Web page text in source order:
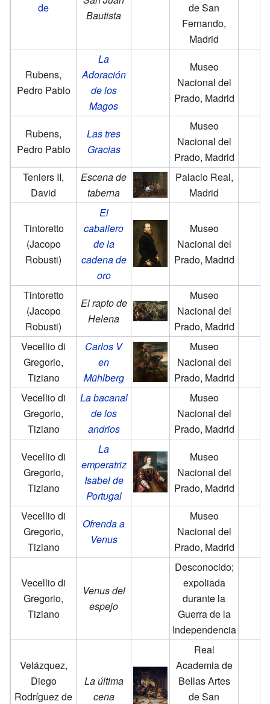
de
Bautista
de San
Fernando,
Madrid
Rubens,
Pedro Pablo
La
Adoración
de los
Magos
Museo
Nacional del
Prado, Madrid
Rubens,
Pedro Pablo
Las tres
Gracias
Museo
Nacional del
Prado, Madrid
Teniers II,
David
Escena de
taberna
Palacio Real,
Madrid
Tintoretto
(Jacopo
Robusti)
El
caballero
de la
cadena de
oro
Museo
Nacional del
Prado, Madrid
Tintoretto
(Jacopo
Robusti)
El rapto de
Helena
Museo
Nacional del
Prado, Madrid
Vecellio di
Gregorio,
Tiziano
Carlos V
en
Mühlberg
Museo
Nacional del
Prado, Madrid
Vecellio di
Gregorio,
Tiziano
La bacanal
de los
andrios
Museo
Nacional del
Prado, Madrid
Vecellio di
Gregorio,
Tiziano
La
emperatriz
Isabel de
Portugal
Museo
Nacional del
Prado, Madrid
Vecellio di
Gregorio,
Tiziano
Ofrenda a
Venus
Museo
Nacional del
Prado, Madrid
Vecellio di
Gregorio,
Tiziano
Venus del
espejo
Desconocido;
expoliada
durante la
Guerra de la
Independencia
Velázquez,
Diego
Rodríguez de
La última
cena
Real
Academia de
Bellas Artes
de San